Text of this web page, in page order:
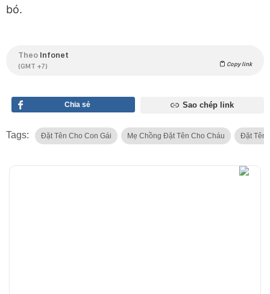
bó.
Theo Infonet
(GMT +7) Copy link
Chia sẻ Sao chép link
Tags: Đặt Tên Cho Con Gái Mẹ Chồng Đặt Tên Cho Cháu Đặt Tên